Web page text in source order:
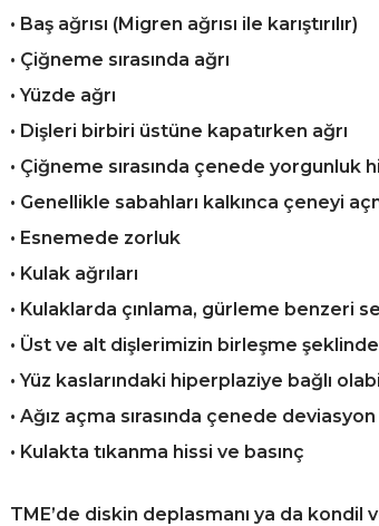
• Baş ağrısı (Migren ağrısı ile karıştırılır)
• Çiğneme sırasında ağrı
• Yüzde ağrı
• Dişleri birbiri üstüne kapatırken ağrı
• Çiğneme sırasında çenede yorgunluk
• Genellikle sabahları kalkınca çeneyi
• Esnemede zorluk
• Kulak ağrıları
• Kulaklarda çınlama, gürleme benzeri
• Üst ve alt dişlerimizin birleşme
• Yüz kaslarındaki hiperplaziye bağlı
• Ağız açma sırasında çenede
• Kulakta tıkanma hissi ve basınç
TME’de diskin deplasmanı ya da